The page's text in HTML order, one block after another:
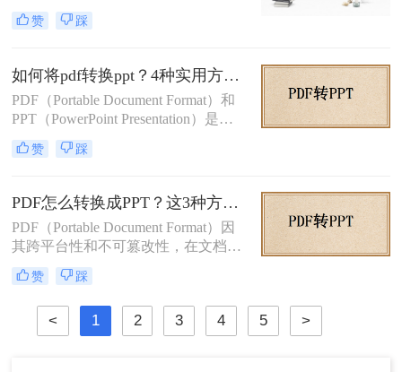
特别是在需要对内容进行编辑或演示
时。那么pdf如何转换成ppt呢？本文
赞 踩
如何将pdf转换ppt？4种实用方法解析！
PDF（Portable Document Format）和
PPT（PowerPoint Presentation）是两
种常见的文件格式，分别用于文档存
储和演示文稿制作。在某些情况下，
式，以便在演示文稿中使用或进行进
一步编辑。那么如何将pdf转换ppt
呢？本文将详细介绍几种将PDF转换
为PPT的方法，帮助您高效地完成这
一任务。
赞 踩
PDF怎么转换成PPT？这3种方法学起来超简单！
PDF（Portable Document Format）因
其跨平台性和不可篡改性，在文档分
享和存储中广泛应用。然而，在某些
情况下，我们可能需要将PDF转换为
PPT（PowerPoint）格式，以便进行编
辑和演示。那么PDF怎么转换成PPT
呢？本文将介绍三种将PDF转换成
赞 踩
< 1 2 3 4 5 >